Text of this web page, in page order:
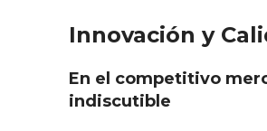
Innovación y
En el competitivo
indiscutible